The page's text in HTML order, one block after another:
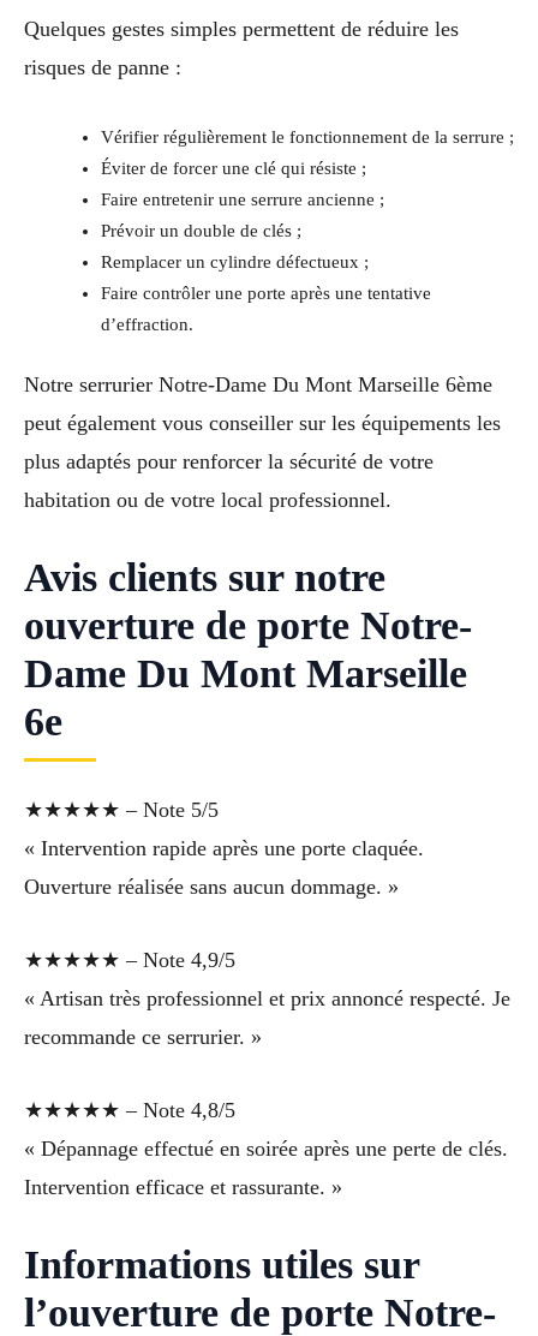
Quelques gestes simples permettent de réduire les
risques de panne :
Vérifier régulièrement le fonctionnement de la serrure ;
Éviter de forcer une clé qui résiste ;
Faire entretenir une serrure ancienne ;
Prévoir un double de clés ;
Remplacer un cylindre défectueux ;
Faire contrôler une porte après une tentative
d’effraction.
Notre serrurier Notre-Dame Du Mont Marseille 6ème
peut également vous conseiller sur les équipements les
plus adaptés pour renforcer la sécurité de votre
habitation ou de votre local professionnel.
Avis clients sur notre
ouverture de porte Notre-
Dame Du Mont Marseille
6e
★★★★★ – Note 5/5
« Intervention rapide après une porte claquée.
Ouverture réalisée sans aucun dommage. »
★★★★★ – Note 4,9/5
« Artisan très professionnel et prix annoncé respecté. Je
recommande ce serrurier. »
★★★★★ – Note 4,8/5
« Dépannage effectué en soirée après une perte de clés.
Intervention efficace et rassurante. »
Informations utiles sur
l’ouverture de porte Notre-